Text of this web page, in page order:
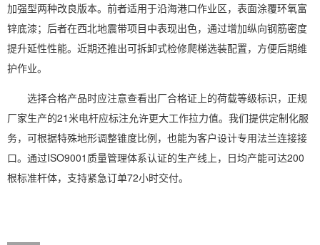
加强型两种改良版本。前者适用于沿海港口作业区，表面涂覆环氧富
锌底漆；后者在西北地震带项目中表现出色，通过增加纵向钢筋密度
提升延性性能。近期还推出可拆卸式检修爬梯选装配置，方便后期维
护作业。
选择合格产品时应注意查看出厂合格证上的荷载等级标识，正规
厂家生产的21米电杆应标注允许更大工作拉力值。我们提供定制化服
务，可根据特殊地形调整锥度比例，也能为客户设计专用法兰连接接
口。通过ISO9001质量管理体系认证的生产线上，日均产能可达200
根标准杆体，支持紧急订单72小时交付。